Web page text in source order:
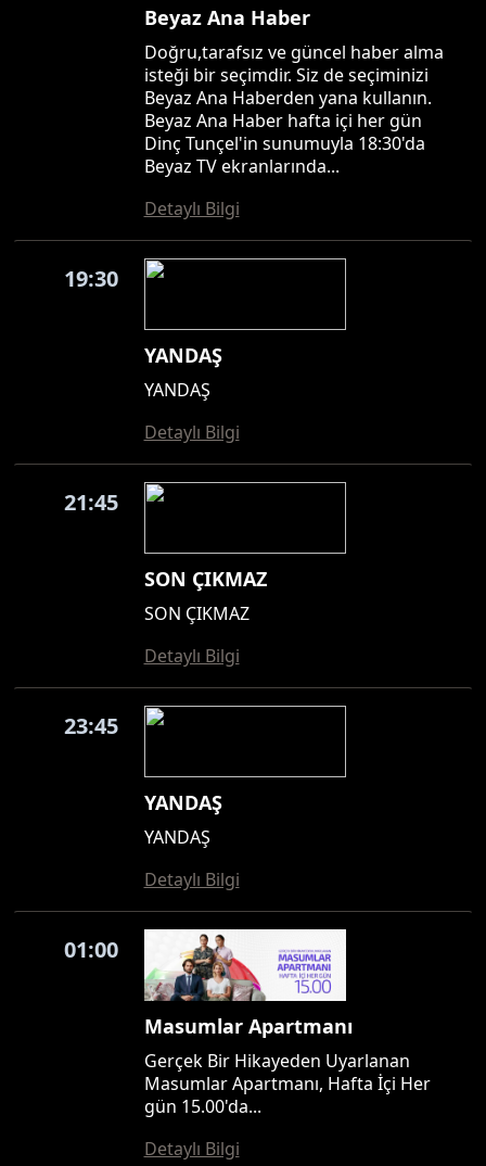
Beyaz Ana Haber
Doğru,tarafsız ve güncel haber alma
isteği bir seçimdir. Siz de seçiminizi
Beyaz Ana Haberden yana kullanın.
Beyaz Ana Haber hafta içi her gün
Dinç Tunçel'in sunumuyla 18:30'da
Beyaz TV ekranlarında...
Detaylı Bilgi
19:30
YANDAŞ
YANDAŞ
Detaylı Bilgi
21:45
SON ÇIKMAZ
SON ÇIKMAZ
Detaylı Bilgi
23:45
YANDAŞ
YANDAŞ
Detaylı Bilgi
01:00
Masumlar Apartmanı
Gerçek Bir Hikayeden Uyarlanan
Masumlar Apartmanı, Hafta İçi Her
gün 15.00'da...
Detaylı Bilgi